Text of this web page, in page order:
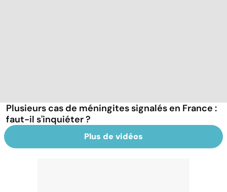
Plusieurs cas de méningites signalés en France :
faut-il s'inquiéter ?
Plus de vidéos